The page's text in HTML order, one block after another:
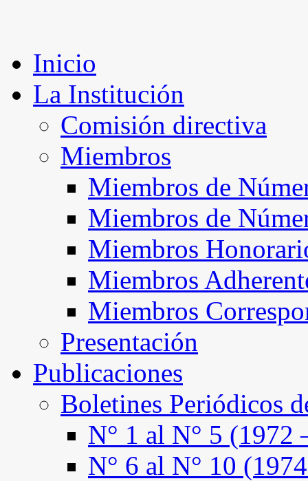
Inicio
La Institución
Comisión directiva
Miembros
Miembros de
Miembros de
Miembros
Miembros
Miembros
Presentación
Publicaciones
Boletines Periódicos
N° 1 al N° 5 (1972
N° 6 al N° 10